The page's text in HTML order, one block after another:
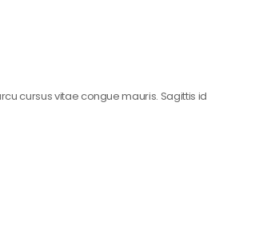
cursus vitae congue mauris. Sagittis id